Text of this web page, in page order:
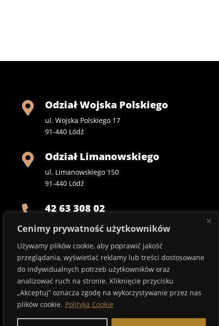
Cenimy prywatność użytkowników
Używamy plików cookie, aby poprawić jakość
przeglądania, wyświetlać reklamy lub treści dostosowane
do indywidualnych potrzeb użytkowników oraz
analizować ruch na stronie. Kliknięcie przycisku
„Akceptuj” oznacza zgodę na wykorzystywanie przez nas
plików cookie. Polityka Cookie
 Odział Wojska Polskiego
ul. Wojska Polskiego 17
91-440 Lódź
 Odział Limanowskiego
ul. Limanowskiego 150
91-440 Lódź
 42 63 308 02
Zadzwoń 24/h
 695 482 667
Zadzwoń 24/h
 biuro@herkulespogrzeby.pl
Napisz